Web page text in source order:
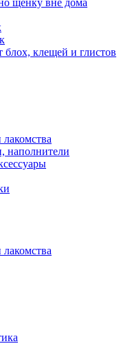
щенку вне дома
блох, клещей и глистов
наполнители